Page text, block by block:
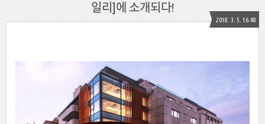
일리]에 소개되다!
2018. 3. 5. 16:48